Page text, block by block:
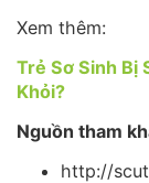
Xem thêm:
Trẻ Sơ Sinh Bị
Khỏi?
Nguồn tham
http://